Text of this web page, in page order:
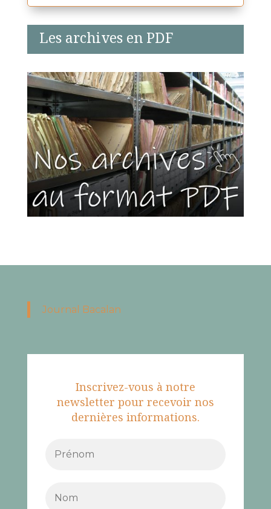
Les archives en PDF
Journal Bacalan
Inscrivez-vous à notre
newsletter pour recevoir nos
dernières informations.